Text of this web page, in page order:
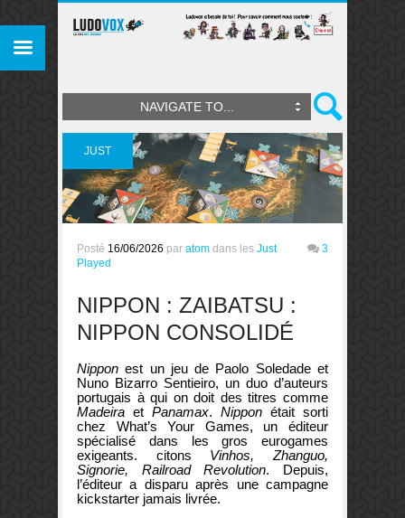
NAVIGATE TO...
JUST
PLAYED
Posté 16/06/2026 par atom dans les Just
Played
3
NIPPON : ZAIBATSU :
NIPPON CONSOLIDÉ
Nipponest un jeu de Paolo Soledade et
Nuno Bizarro Sentieiro, un duo d’auteurs
portugais à qui on doit des titres comme
Madeira et Panamax. Nippon était sorti
chez What’s Your Games, un éditeur
spécialisé dans les gros eurogames
exigeants. citons Vinhos, Zhanguo,
Signorie, Railroad Revolution. Depuis,
l’éditeur a disparu après une campagne
kickstarter jamais livrée.